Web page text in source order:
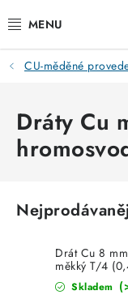
na
obsah
Reklamace /
Blog
Kontakty
ELEKTROMATERIÁL
CU-měděné
Dráty Cu
Drát Cu 8
měkký T/4
Skladem